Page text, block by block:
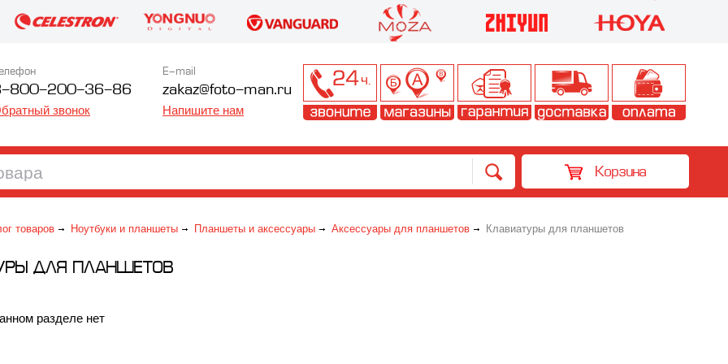
800-200-36-86
звонок
E-mail
zakaz@foto-man.ru
Напишите нам
Корзина
товаров Ноутбуки и планшеты Планшеты и аксессуары Аксессуары для планшетов Клавиатуры для планшетов
ДЛЯ ПЛАНШЕТОВ
разделе нет